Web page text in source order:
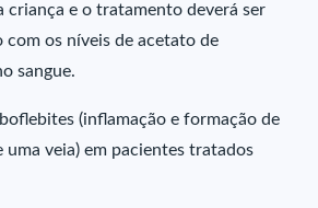
criança e o tratamento deverá ser
com os níveis de acetato de
sangue.
(inflamação e formação de
uma veia) em pacientes tratados